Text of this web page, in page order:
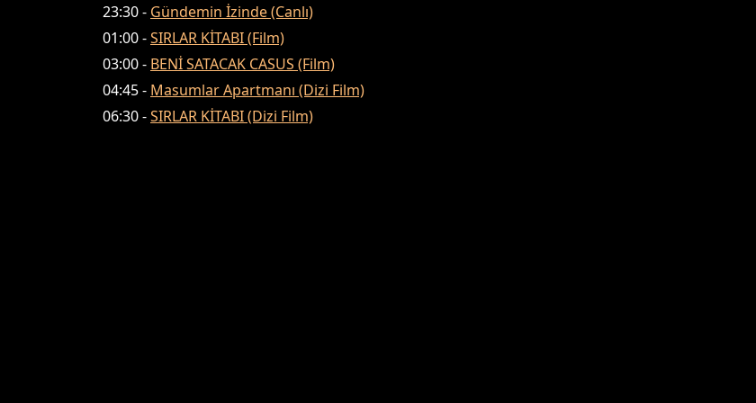
23:30 - Gündemin İzinde (Canlı)
01:00 -SIRLAR KİTABI (Film)
03:00 - BENİ SATACAK CASUS (Film)
04:45 - Masumlar Apartmanı (Dizi Film)
06:30 -SIRLAR KİTABI (Dizi Film)